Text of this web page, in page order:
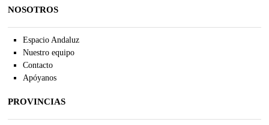
NOSOTROS
Espacio Andaluz
Nuestro equipo
Contacto
Apóyanos
PROVINCIAS